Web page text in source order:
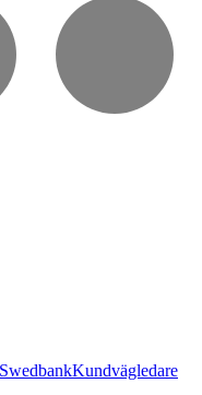
SwedbankKundvägledare